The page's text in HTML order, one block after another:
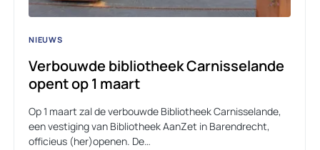
NIEUWS
Verbouwde bibliotheek Carnisselande
opent op 1 maart
Op 1 maart zal de verbouwde Bi­bli­o­theek Car­nis­se­lan­de,
een vestiging van Bibliotheek AanZet in Barendrecht,
officieus (her)openen. De…